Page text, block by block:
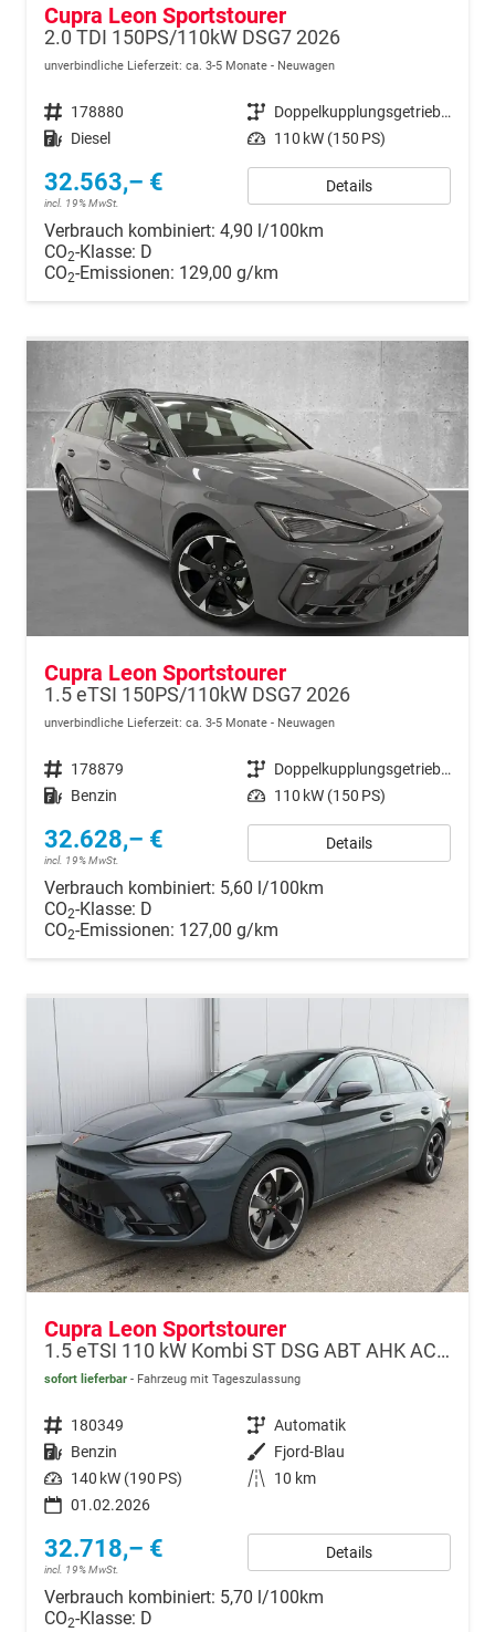
Cupra Leon Sportstourer
2.0 TDI 150PS/110kW DSG7 2026
unverbindliche Lieferzeit: ca. 3-5 Monate Neuwagen
Fahrzeugnr. 178880 Getriebe
Doppelkupplungsgetriebe (DSG)
Kraftstoff Diesel Leistung 110 kW (150 PS)
32.563,– €
incl. 19% MwSt.
Details
Verbrauch kombiniert: 4,90 l/100km
CO2-Klasse: D
CO2-Emissionen: 129,00 g/km
Cupra Leon Sportstourer
1.5 eTSI 150PS/110kW DSG7 2026
unverbindliche Lieferzeit: ca. 3-5 Monate Neuwagen
Fahrzeugnr. 178879 Getriebe
Doppelkupplungsgetriebe (DSG)
Kraftstoff Benzin Leistung 110 kW (150 PS)
32.628,– €
incl. 19% MwSt.
Details
Verbrauch kombiniert: 5,60 l/100km
CO2-Klasse: D
CO2-Emissionen: 127,00 g/km
Cupra Leon Sportstourer
1.5 eTSI 110 kW Kombi ST DSG ABT AHK ACC LED
sofort lieferbar Fahrzeug mit Tageszulassung
Fahrzeugnr. 180349 Getriebe Automatik
Kraftstoff Benzin Außenfarbe Fjord-Blau
Leistung 140 kW (190 PS) Kilometerstand
10 km
01.02.2026
32.718,– €
incl. 19% MwSt.
Details
Verbrauch kombiniert: 5,70 l/100km
CO2-Klasse: D